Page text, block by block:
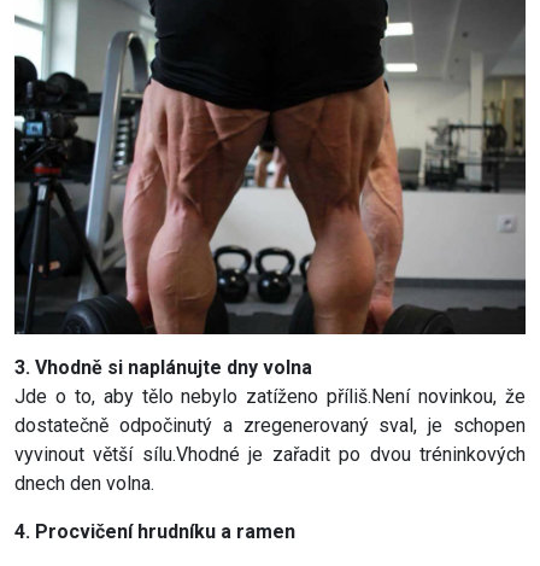
3. Vhodně si naplánujte dny volna
Jde o to, aby tělo nebylo zatíženo příliš.Není novinkou, že
dostatečně odpočinutý a zregenerovaný sval, je schopen
vyvinout větší sílu.Vhodné je zařadit po dvou tréninkových
dnech den volna.
4. Procvičení hrudníku a ramen